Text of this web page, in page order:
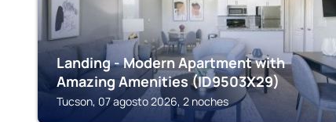
Landing - Modern Apartment with
Amazing Amenities (ID9503X29)
Tucson, 07 agosto 2026, 2 noches